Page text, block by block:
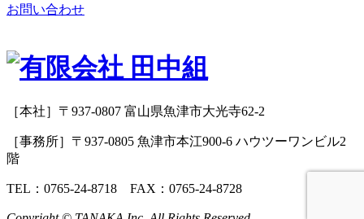
お問い合わせ
［本社］〒937-0807 富山県魚津市大光寺62-2
［事務所］〒937-0805 魚津市本江900-6 ハウツーワンビル2
階
TEL：0765-24-8718 FAX：0765-24-8728